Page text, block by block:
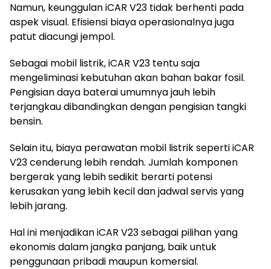
Namun, keunggulan iCAR V23 tidak berhenti pada
aspek visual. Efisiensi biaya operasionalnya juga
patut diacungi jempol.
Sebagai mobil listrik, iCAR V23 tentu saja
mengeliminasi kebutuhan akan bahan bakar fosil.
Pengisian daya baterai umumnya jauh lebih
terjangkau dibandingkan dengan pengisian tangki
bensin.
Selain itu, biaya perawatan mobil listrik seperti iCAR
V23 cenderung lebih rendah. Jumlah komponen
bergerak yang lebih sedikit berarti potensi
kerusakan yang lebih kecil dan jadwal servis yang
lebih jarang.
Hal ini menjadikan iCAR V23 sebagai pilihan yang
ekonomis dalam jangka panjang, baik untuk
penggunaan pribadi maupun komersial.